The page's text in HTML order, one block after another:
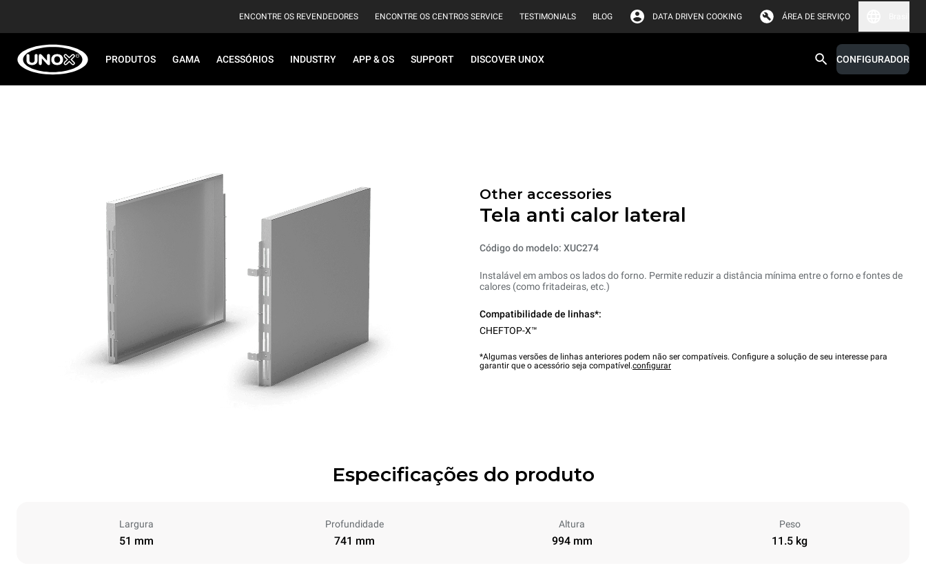
ENCONTRE OS REVENDEDORES ENCONTRE OS CENTROS SERVICE TESTIMONIALS BLOG DATA DRIVEN COOKING ÁREA DE SERVIÇO
PRODUTOS GAMA ACESSÓRIOS INDUSTRY APP & OS SUPPORT DISCOVER UNOX CONFIGURADOR
Other accessories
Tela anti calor lateral
Código do modelo: XUC274
Instalável em ambos os lados do forno. Permite reduzir a distância mínima entre o forno e fontes de
calores (como fritadeiras, etc.)
Compatibilidade de linhas*:
CHEFTOP-X™
*Algumas versões de linhas anteriores podem não ser compatíveis. Configure a solução de seu interesse para
garantir que o acessório seja compatível.configurar
Especificações do produto
Largura
51 mm
Profundidade
741 mm
Altura
994 mm
Peso
11.5 kg